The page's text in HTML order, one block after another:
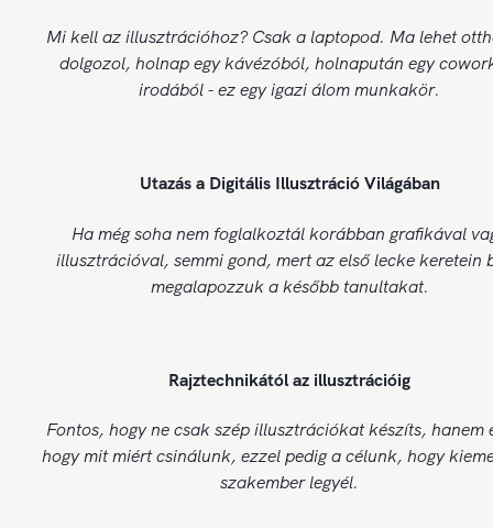
Mi kell az illusztrációhoz? Csak a laptopod. Ma lehet
dolgozol, holnap egy kávézóból, holnapután egy
irodából - ez egy igazi álom munkakör.
Utazás a Digitális Illusztráció Világában
Ha még soha nem foglalkoztál korábban grafikával
illusztrációval, semmi gond, mert az első lecke keretein
megalapozzuk a később tanultakat.
Rajztechnikától az illusztrációig
Fontos, hogy ne csak szép illusztrációkat készíts, hanem
hogy mit miért csinálunk, ezzel pedig a célunk, hogy
szakember legyél.